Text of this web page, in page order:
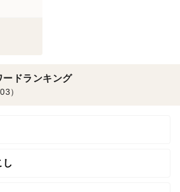
ードランキング
）
し